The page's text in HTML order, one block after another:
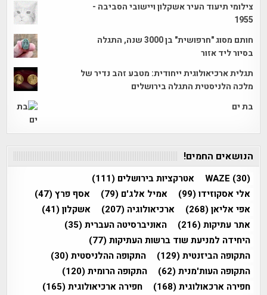
צילומי תיעוד העיר אשקלון ויישובי הסביבה -
1955
חותם מסוג "חרפושית" בן 3000 שנה, התגלה
בסיור ליד אזור
תגלית ארכיאולוגית ייחודית: מטבע זהב נדיר של
מלכה הלניסטית התגלה בירושלים
בת ים
הנושאים החמים!
WAZE (30) אטרקציות בירושלים (111)
אלי אסקוזידו(99) אמיל אלג'ם (79) אסף פרץ(47)
אפי אליאן(268) ארכיאולוגיה (207) אשקלון(41)
אתר עתיקות(216) האוניברסיטה העברית(35)
היחידה למניעת שוד ברשות העתיקות(77)
התקופה הביזנטית(129) התקופה ההלניסטית(30)
התקופה העות'מנית(62) התקופה הרומית(120)
חפירה ארכאולוגית(168) חפירה ארכיאולוגית(165)